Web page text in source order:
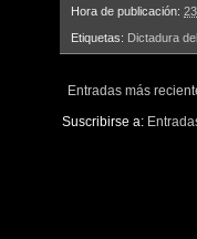
Hora de publicación:
Etiquetas: Dictadura
Entradas más
Suscribirse a: